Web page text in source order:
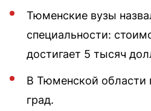
Тюменские вузы
специальности:
достигает 5 тысяч
В Тюменской области
град.